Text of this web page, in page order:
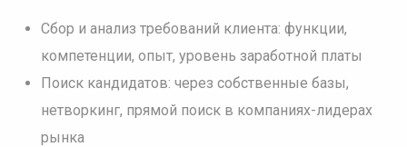
Сбор и анализ требований клиента: функции,
компетенции, опыт, уровень заработной платы
Поиск кандидатов: через собственные базы,
нетворкинг, прямой поиск в компаниях-лидерах
рынка